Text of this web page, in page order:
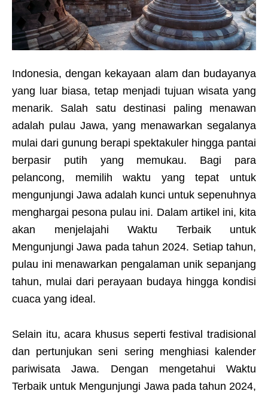
Indonesia, dengan kekayaan alam dan budayanya
yang luar biasa, tetap menjadi tujuan wisata yang
menarik. Salah satu destinasi paling menawan
adalah pulau Jawa, yang menawarkan segalanya
mulai dari gunung berapi spektakuler hingga pantai
berpasir putih yang memukau. Bagi para
pelancong, memilih waktu yang tepat untuk
mengunjungi Jawa adalah kunci untuk sepenuhnya
menghargai pesona pulau ini. Dalam artikel ini, kita
akan menjelajahi Waktu Terbaik untuk
Mengunjungi Jawa pada tahun 2024. Setiap tahun,
pulau ini menawarkan pengalaman unik sepanjang
tahun, mulai dari perayaan budaya hingga kondisi
cuaca yang ideal.
Selain itu, acara khusus seperti festival tradisional
dan pertunjukan seni sering menghiasi kalender
pariwisata Jawa. Dengan mengetahui Waktu
Terbaik untuk Mengunjungi Jawa pada tahun 2024,